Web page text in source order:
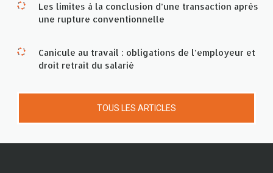
Les limites à la conclusion d’une transaction après
une rupture conventionnelle
Canicule au travail : obligations de l’employeur et
droit retrait du salarié
TOUS LES ARTICLES